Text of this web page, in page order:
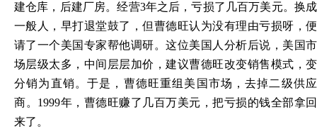
建仓库，后建厂房。经营3年之后，亏损了几百万美元。换成
一般人，早打退堂鼓了，但曹德旺认为没有理由亏损呀，便
请了一个美国专家帮他调研。这位美国人分析后说，美国市
场层级太多，中间层层加价，建议曹德旺改变销售模式，变
分销为直销。于是，曹德旺重组美国市场，去掉二级供应
商。1999年，曹德旺赚了几百万美元，把亏损的钱全部拿回
来了。